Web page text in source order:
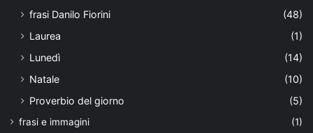
frasi Danilo Fiorini
(48)
Laurea
(1)
Lunedì
(14)
Natale
(10)
Proverbio del giorno
(5)
frasi e immagini
(1)